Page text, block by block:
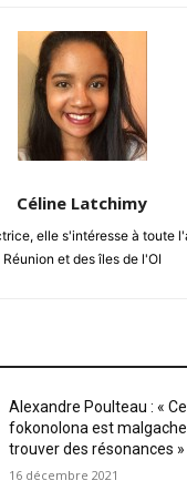
Céline Latchimy
elle s'intéresse à toute
Réunion et des îles de l'OI
Alexandre Poulteau : «
fokonolona est
trouver des résonances »
16 décembre 2021